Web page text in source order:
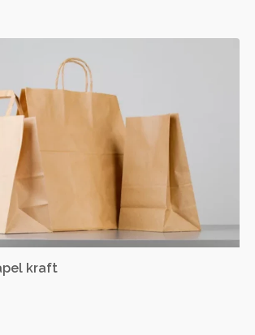
kraft